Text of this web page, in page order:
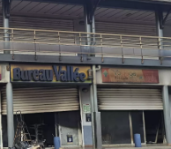
engagement